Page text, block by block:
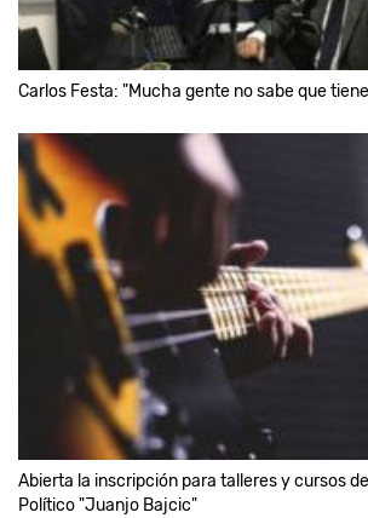
Carlos Festa: "Mucha gente no sabe que
Abierta la inscripción para talleres y cursos
Político "Juanjo Bajcic"